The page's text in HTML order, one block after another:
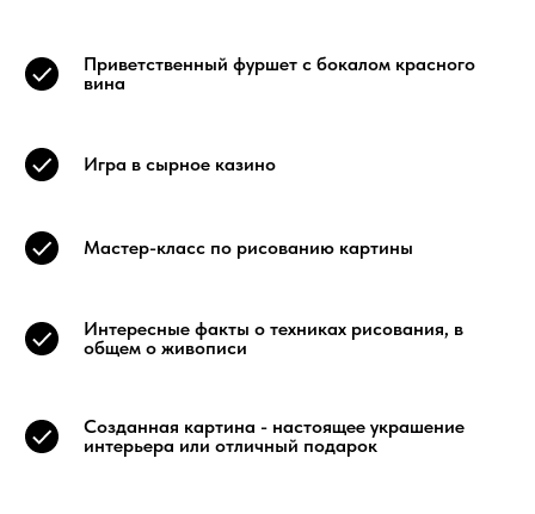
Приветственный фуршет с бокалом красного
вина
Игра в сырное казино
Мастер-класс по рисованию картины
Интересные факты о техниках рисования, в
общем о живописи
Созданная картина - настоящее украшение
интерьера или отличный подарок